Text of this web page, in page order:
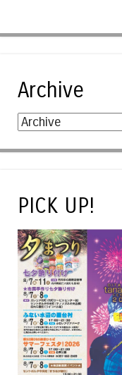
Archive
PICK UP!